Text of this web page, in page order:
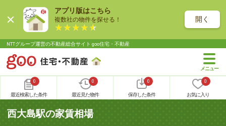
アプリ版はこちら
複数社の物件を探せる！ 開く
NTTグループ運営の不動産総合サイト goo住宅・不動産
0
最近検索した条件
0
最近見た物件
0
保存した条件
0
お気に入り
西大島駅の家賃相場